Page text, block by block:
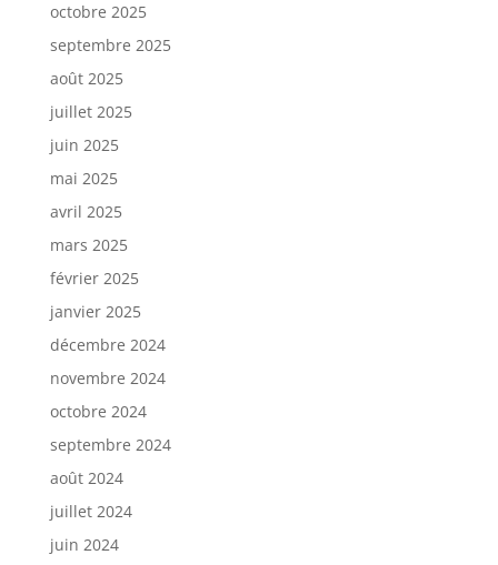
octobre 2025
septembre 2025
août 2025
juillet 2025
juin 2025
mai 2025
avril 2025
mars 2025
février 2025
janvier 2025
décembre 2024
novembre 2024
octobre 2024
septembre 2024
août 2024
juillet 2024
juin 2024